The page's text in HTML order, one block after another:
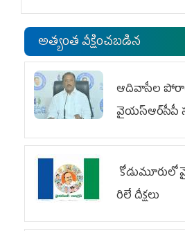
అత్యంత వీక్షించబడిన
ఆదివాసీల
వైయ‌స్ఆర్‌సీపీ
రిలే దీక్షలు